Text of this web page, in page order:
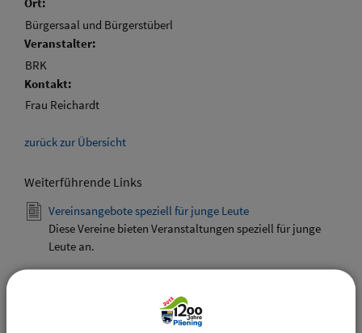
Bürgersaal und Bürgerstüberl
Veranstalter:
BRK
Kontakt:
Frau Reichardt
zurück zur Übersicht
Weiterführende Links
Vereinsangebote speziell für junge Leute
Diese Vereine bieten Veranstaltungen speziell für junge
Leute an.
Den gewählten Termin als VCS-Kalenderdatei